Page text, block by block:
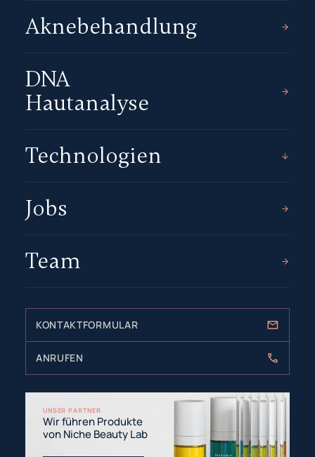
Aknebehandlung
DNA
Hautanalyse
Technologien
Jobs
Team
KONTAKTFORMULAR
ANRUFEN
UNSER PARTNER
Wir führen Produkte
von Niche Beauty Lab